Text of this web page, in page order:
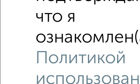
что я
Политикой